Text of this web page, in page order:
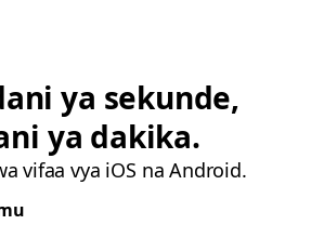
ya sekunde,
ya dakika.
vifaa vya iOS na Android.